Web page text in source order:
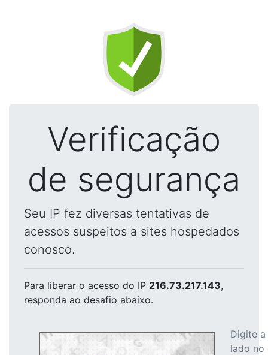
Verificação
de segurança
Seu IP fez diversas tentativas de
acessos suspeitos a sites hospedados
conosco.
Para liberar o acesso do IP 216.73.217.143,
responda ao desafio abaixo.
Digite
lado no